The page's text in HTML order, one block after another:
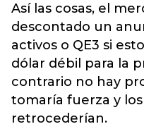
Así las cosas, el
descontado un
activos o QE3 si
dólar débil para la
contrario no hay
tomaría fuerza y
retrocederían.